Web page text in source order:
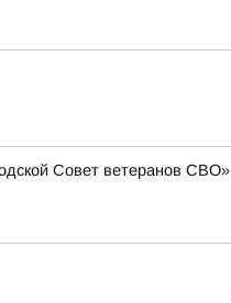
Совет ветеранов СВО»